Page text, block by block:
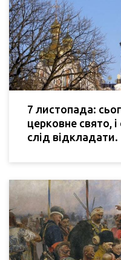
7 листопада:
церковне свято,
слід відкладати.